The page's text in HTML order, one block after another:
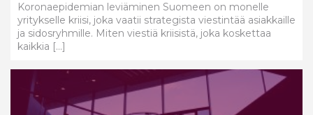
Koronaepidemian leviäminen Suomeen on monelle
yritykselle kriisi, joka vaatii strategista viestintää asiakkaille
ja sidosryhmille. Miten viestiä kriisistä, joka koskettaa
kaikkia […]